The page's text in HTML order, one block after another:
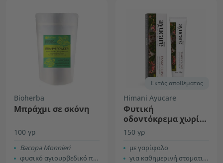
Bioherba
Μπράχμι σε σκόνη
100 γρ
Bacopa Monnieri
φυσικό αγιουρβεδικό προϊόν
Εκτός αποθέματος
Himani Ayucare
Φυτική
οδοντόκρεμα χωρίς
φθόριο
150 γρ
με γαρίφαλο
για καθημερινή στοματική υγιεινή